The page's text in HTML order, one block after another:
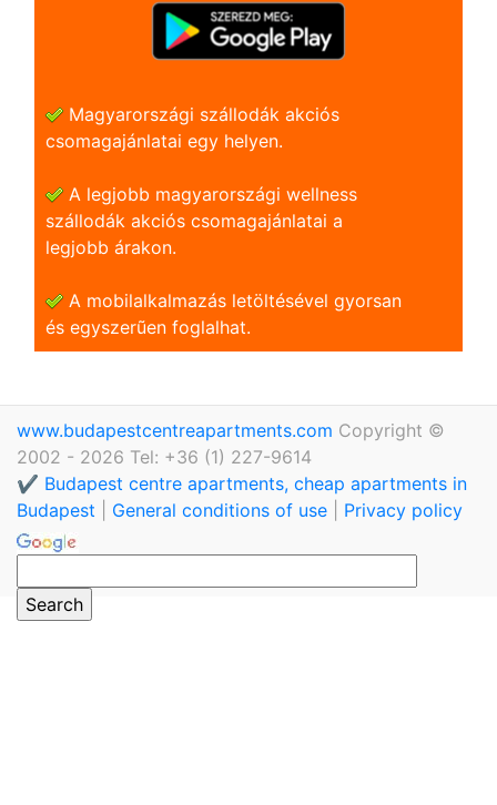
Magyarországi szállodák akciós
csomagajánlatai egy helyen.
A legjobb magyarországi wellness
szállodák akciós csomagajánlatai a
legjobb árakon.
A mobilalkalmazás letöltésével gyorsan
és egyszerũen foglalhat.
www.budapestcentreapartments.com Copyright ©
2002 - 2026 Tel: +36 (1) 227-9614
✔️ Budapest centre apartments, cheap apartments in
Budapest
General conditions of use Privacy policy